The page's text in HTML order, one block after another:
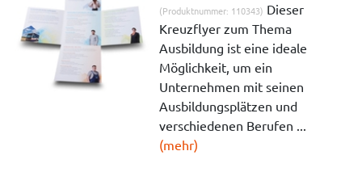
(Produktnummer: 110343) Dieser
Kreuzflyer zum Thema
Ausbildung ist eine ideale
Möglichkeit, um ein
Unternehmen mit seinen
Ausbildungsplätzen und
verschiedenen Berufen ...
(mehr)